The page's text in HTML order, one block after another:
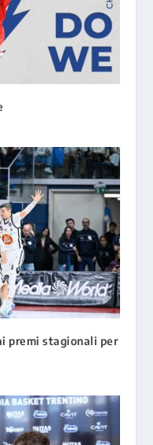
premi stagionali per